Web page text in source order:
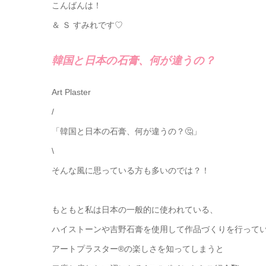
こんばんは！
＆ Ｓ すみれです♡
韓国と日本の石膏、何が違うの？
Art Plaster
/
「韓国と日本の石膏、何が違うの？🤔」
\
そんな風に思っている方も多いのでは？！
もともと私は日本の一般的に使われている、
ハイストーンや吉野石膏を使用して作品づくりを行ってい
アートプラスター®の楽しさを知ってしまうと